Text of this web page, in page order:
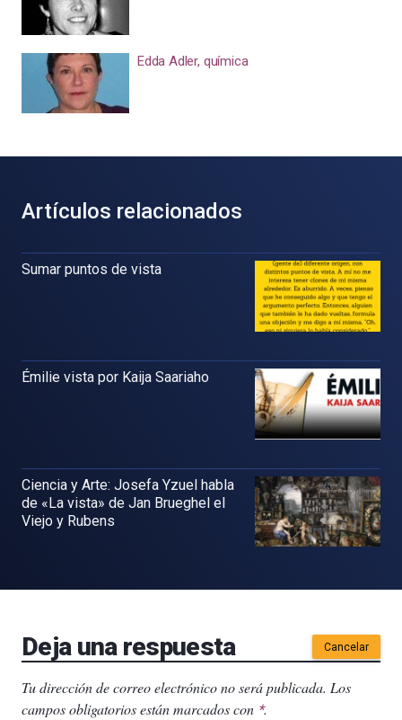
Edda Adler, química
Artículos relacionados
Sumar puntos de vista
Émilie vista por Kaija Saariaho
Ciencia y Arte: Josefa Yzuel habla
de «La vista» de Jan Brueghel el
Viejo y Rubens
Deja una respuesta Cancelar
Tu dirección de correo electrónico no será publicada. Los
campos obligatorios están marcados con *.